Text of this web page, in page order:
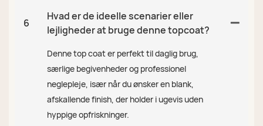
6
Hvad er de ideelle scenarier eller
lejligheder at bruge denne topcoat?
Denne top coat er perfekt til daglig brug,
særlige begivenheder og professionel
neglepleje, især når du ønsker en blank,
afskallende finish, der holder i ugevis uden
hyppige opfriskninger.